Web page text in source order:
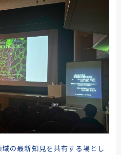
の最新知見を共有する場とし